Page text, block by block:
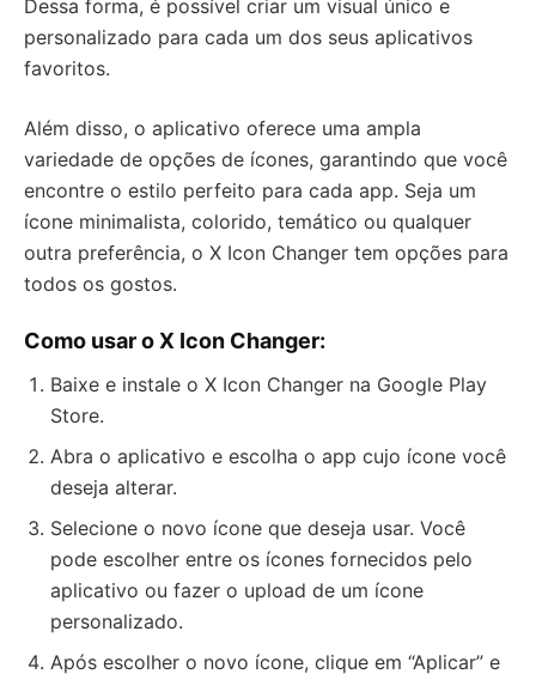
Dessa forma, é possível criar um visual único e
personalizado para cada um dos seus aplicativos
favoritos.
Além disso, o aplicativo oferece uma ampla
variedade de opções de ícones, garantindo que você
encontre o estilo perfeito para cada app. Seja um
ícone minimalista, colorido, temático ou qualquer
outra preferência, o X Icon Changer tem opções para
todos os gostos.
Como usar o X Icon Changer:
Baixe e instale o X Icon Changer na Google Play
Store.
Abra o aplicativo e escolha o app cujo ícone você
deseja alterar.
Selecione o novo ícone que deseja usar. Você
pode escolher entre os ícones fornecidos pelo
aplicativo ou fazer o upload de um ícone
personalizado.
Após escolher o novo ícone, clique em “Aplicar” e